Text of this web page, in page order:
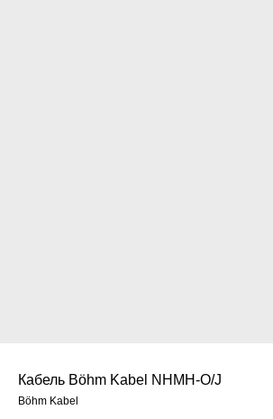
Кабель Böhm Kabel NHMH-O/J
Böhm Kabel